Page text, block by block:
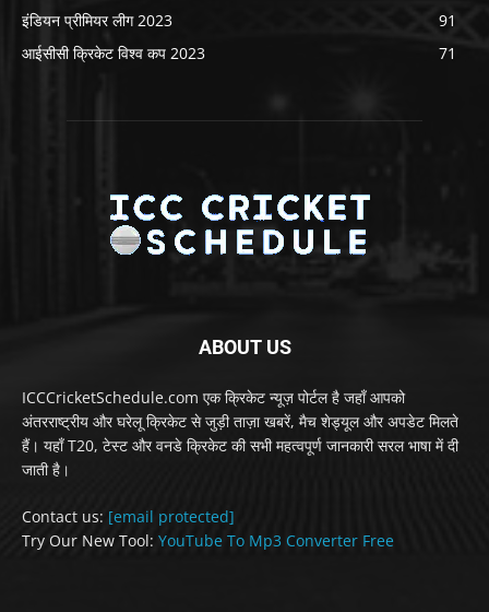
इंडियन प्रीमियर लीग 2023
91
आईसीसी क्रिकेट विश्व कप 2023
71
ABOUT US
ICCCricketSchedule.com एक क्रिकेट न्यूज़ पोर्टल है जहाँ आपको
अंतरराष्ट्रीय और घरेलू क्रिकेट से जुड़ी ताज़ा खबरें, मैच शेड्यूल और अपडेट मिलते
हैं। यहाँ T20, टेस्ट और वनडे क्रिकेट की सभी महत्वपूर्ण जानकारी सरल भाषा में दी
जाती है।
Contact us: [email protected]
Try Our New Tool: YouTube To Mp3 Converter Free